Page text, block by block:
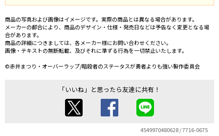
商品の写真および画像はイメージです。実際の商品とは異なる場合があります。
メーカーの都合により、商品のデザイン・仕様・発売日などは予告なく変更となる場
合があります。
商品の詳細につきましては、各メーカー様にお問い合わせください。
画像・テキストの無断転載、及びそれに準ずる行為を一切禁止いたします。
©赤井まつり・オーバーラップ/暗殺者のステータスが勇者よりも強い製作委員会
「いいね」と思ったら友達に共有！
4549970480628 / 7716-0675